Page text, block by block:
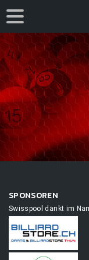
SPONSOREN
Swisspool dankt im